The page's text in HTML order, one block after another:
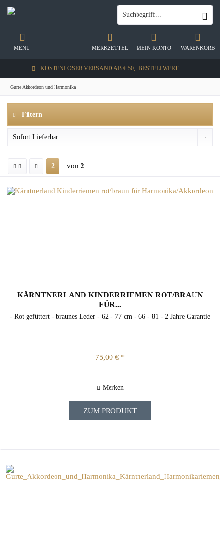
KOSTENLOSER VERSAND AB € 50,- BESTELLWERT
WARENKORB
MERKZETTEL MEIN KONTO
MENÜ
Gurte Akkordeon und Harmonika
Filtern
2 von 2
KÄRNTNERLAND KINDERRIEMEN ROT/BRAUN
FÜR...
- Rot gefüttert - braunes Leder - 62 - 77 cm - 66 - 81 - 2 Jahre Garantie
75,00 € *
Merken
ZUM PRODUKT